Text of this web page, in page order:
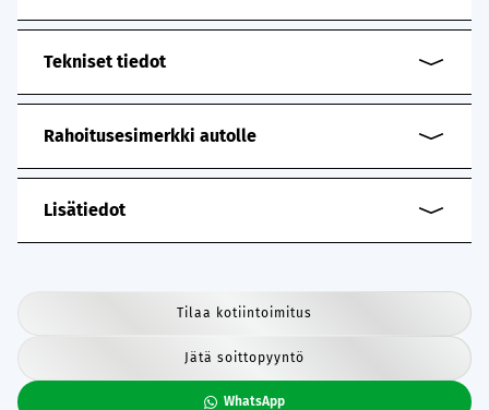
Tekniset tiedot
Rahoitusesimerkki autolle
Lisätiedot
Tilaa kotiintoimitus
Jätä soittopyyntö
WhatsApp